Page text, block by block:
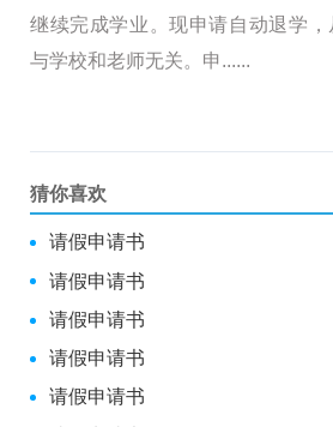
继续完成学业。现申请自动退学
与学校和老师无关。申......
猜你喜欢
请假申请书
请假申请书
请假申请书
请假申请书
请假申请书